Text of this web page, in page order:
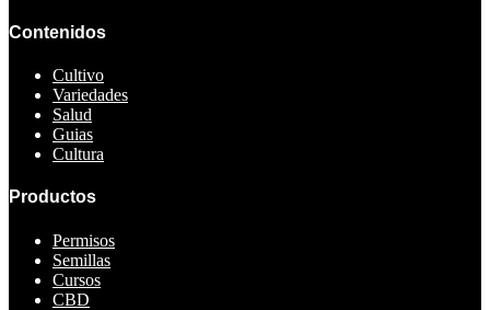
Contenidos
Cultivo
Variedades
Salud
Guias
Cultura
Productos
Permisos
Semillas
Cursos
CBD